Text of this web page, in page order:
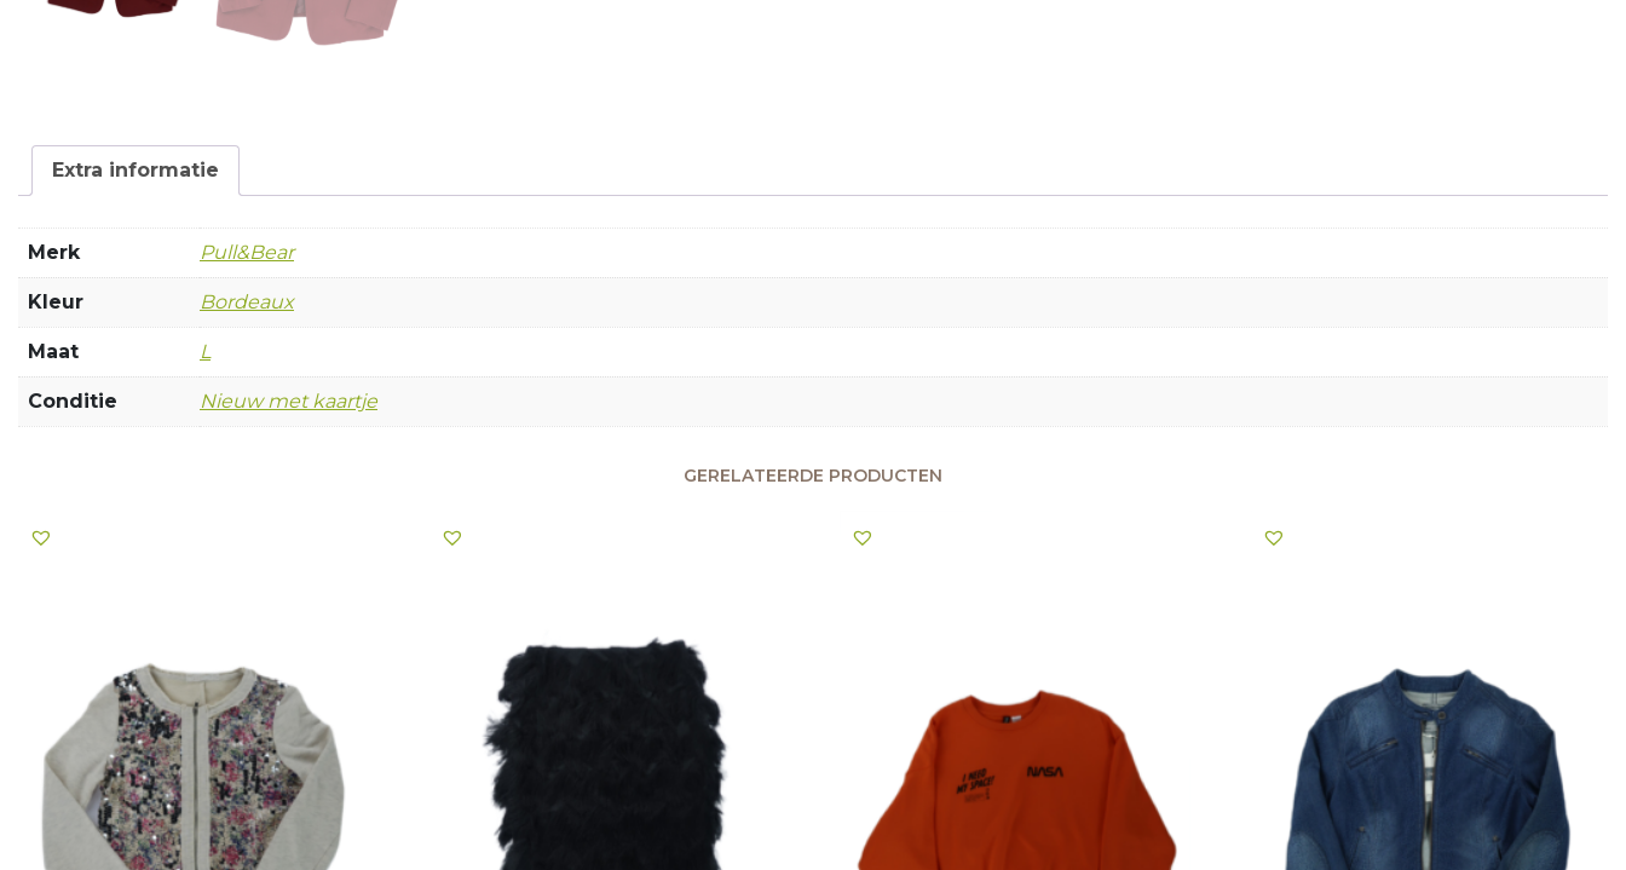
Extra informatie
Merk Pull&Bear
Kleur Bordeaux
Maat L
Conditie Nieuw met kaartje
GERELATEERDE PRODUCTEN